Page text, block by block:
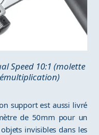
Speed 10:1 (molette
support est aussi livré
de 50mm pour un
invisibles dans les